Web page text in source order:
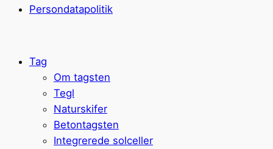
Persondatapolitik
Tag
Om tagsten
Tegl
Naturskifer
Betontagsten
Integrerede solceller